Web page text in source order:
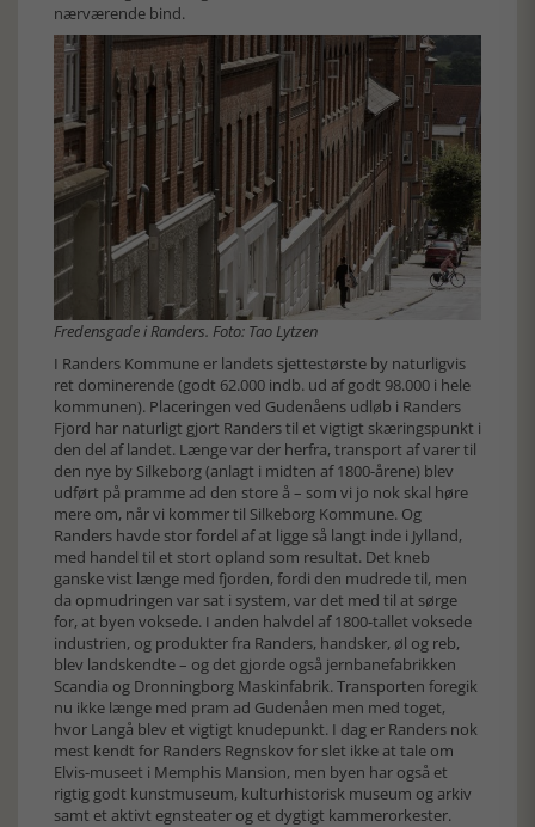
nærværende bind.
Fredensgade i Randers. Foto: Tao Lytzen
I Randers Kommune er landets sjettestørste by naturligvis
ret dominerende (godt 62.000 indb. ud af godt 98.000 i hele
kommunen). Placeringen ved Gudenåens udløb i Randers
Fjord har naturligt gjort Randers til et vigtigt skæringspunkt i
den del af landet. Længe var der herfra, transport af varer til
den nye by Silkeborg (anlagt i midten af 1800-årene) blev
udført på pramme ad den store å – som vi jo nok skal høre
mere om, når vi kommer til Silkeborg Kommune. Og
Randers havde stor fordel af at ligge så langt inde i Jylland,
med handel til et stort opland som resultat. Det kneb
ganske vist længe med fjorden, fordi den mudrede til, men
da opmudringen var sat i system, var det med til at sørge
for, at byen voksede. I anden halvdel af 1800-tallet voksede
industrien, og produkter fra Randers, handsker, øl og reb,
blev landskendte – og det gjorde også jernbanefabrikken
Scandia og Dronningborg Maskinfabrik. Transporten foregik
nu ikke længe med pram ad Gudenåen men med toget,
hvor Langå blev et vigtigt knudepunkt. I dag er Randers nok
mest kendt for Randers Regnskov for slet ikke at tale om
Elvis-museet i Memphis Mansion, men byen har også et
rigtig godt kunstmuseum, kulturhistorisk museum og arkiv
samt et aktivt egnsteater og et dygtigt kammerorkester.